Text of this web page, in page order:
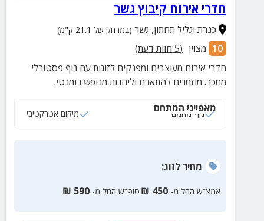
חדרי אירוח קיבוץ גשר
כנרת וגליל תחתון, גשר (במרחק של 21.1 ק"מ)
10 מצוין (
5 חוות דעת)
חדרי אירוח מעוצבים ומפנקים לזוגות עם נוף פסטורלי
ממכר. מוזמנים להתארח וליהנות מנופש רומנטי.
מאפייני המתחם
נוף מהמם מיקום אטרקטיבי
מחירלזוג:
אמצ”ש החל מ- 450
₪ סופ”ש החל מ- 590
₪